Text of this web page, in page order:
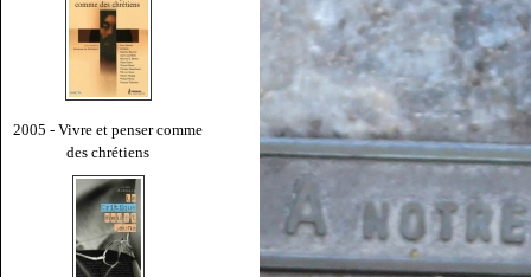
2005 - Vivre et penser comme
des chrétiens